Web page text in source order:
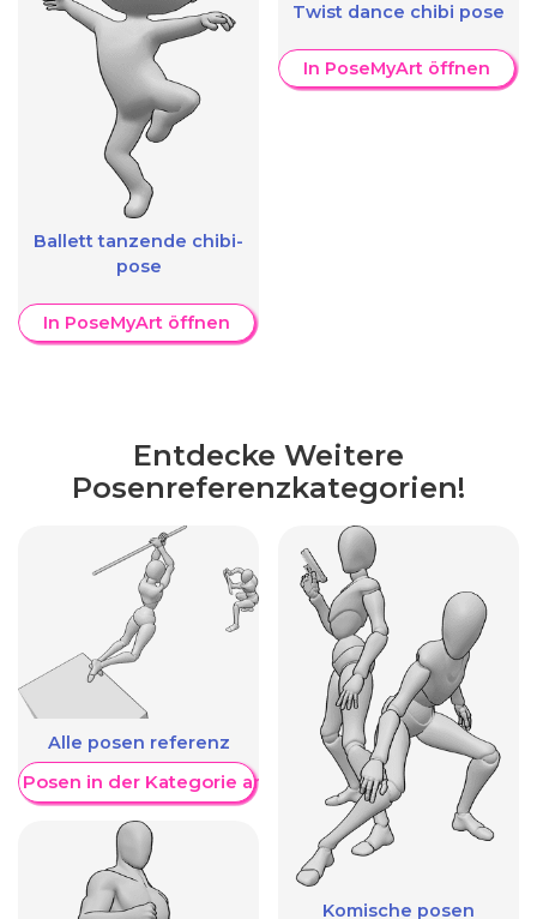
Ballett tanzende chibi-
pose
In PoseMyArt öffnen
Twist dance chibi pose
In PoseMyArt öffnen
Entdecke Weitere
Posenreferenzkategorien!
Alle posen referenz
Posen in der Kategorie anzeigen
Komische posen